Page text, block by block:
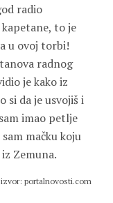
radio
to je
u ovoj torbi!
radnog
je kako iz
si da je usvojiš i
imao petlje
mačku koju
Zemuna.
izvor: portalnovosti.com